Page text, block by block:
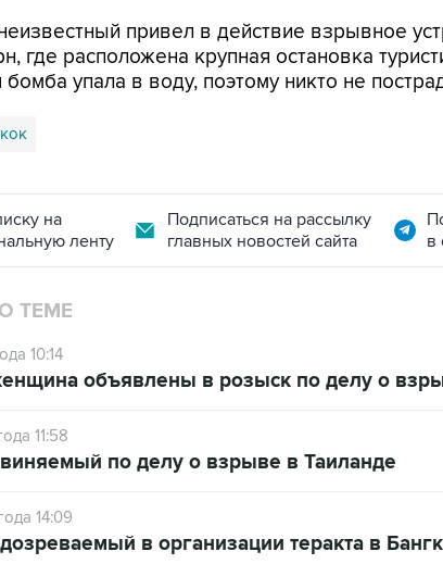
привел в действие взрывное
где расположена крупная остановка
упала в воду, поэтому никто не
на
ленту
Подписаться на рассылку
главных новостей сайта
в
ТЕМЕ
10:14
объявлены в розыск по делу о
11:58
по делу о взрыве в Таиланде
14:09
в организации теракта в